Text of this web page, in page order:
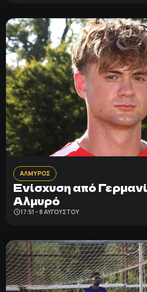
ΑΛΜΥΡΟΣ
Ενίσχυση από
Αλμυρό
17:51 - 8 ΑΥΓΟΎΣΤΟΥ